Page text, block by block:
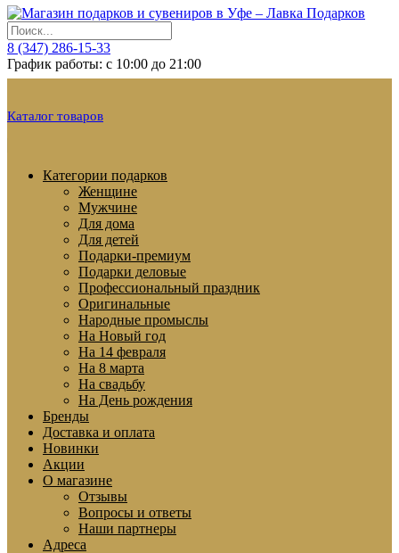
8 (347) 286-15-33
График работы: с 10:00 до 21:00
Каталог товаров
Категории подарков
Женщине
Мужчине
Для дома
Для детей
Подарки-премиум
Подарки деловые
Профессиональный праздник
Оригинальные
Народные промыслы
На Новый год
На 14 февраля
На 8 марта
На свадьбу
На День рождения
Бренды
Доставка и оплата
Новинки
Акции
О магазине
Отзывы
Вопросы и ответы
Наши партнеры
Адреса